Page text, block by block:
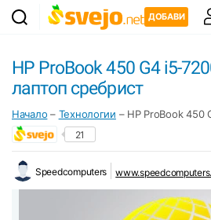
ДОБАВИ
HP ProBook 450 G4 i5-
лаптоп сребрист
Начало – Технологии – HP ProBook 450
21
Speedcomputers